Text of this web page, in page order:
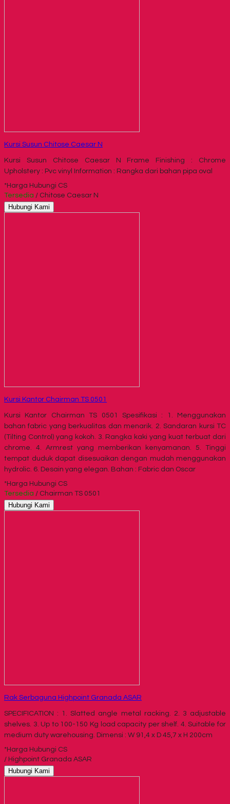
Kursi Susun Chitose Caesar N
Kursi Susun Chitose Caesar N Frame Finishing : Chrome
Upholstery : Pvc vinyl Information : Rangka dari bahan pipa oval
*Harga Hubungi CS
Tersedia / Chitose Caesar N
Hubungi Kami
Kursi Kantor Chairman TS 0501
Kursi Kantor Chairman TS 0501 Spesifikasi : 1. Menggunakan
bahan fabric yang berkualitas dan menarik. 2. Sandaran kursi TC
(Tilting Control) yang kokoh. 3. Rangka kaki yang kuat terbuat dari
chrome. 4. Armrest yang memberikan kenyamanan. 5. Tinggi
tempat duduk dapat disesuaikan dengan mudah menggunakan
hydrolic. 6. Desain yang elegan. Bahan : Fabric dan Oscar
*Harga Hubungi CS
Tersedia / Chairman TS 0501
Hubungi Kami
Rak Serbaguna Highpoint Granada ASAR
SPECIFICATION : 1. Slatted angle metal racking. 2. 3 adjustable
shelves. 3. Up to 100-150 Kg load capacity per shelf. 4. Suitable for
medium duty warehousing. Dimensi : W 91,4 x D 45,7 x H 200cm
*Harga Hubungi CS
/ Highpoint Granada ASAR
Hubungi Kami